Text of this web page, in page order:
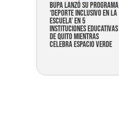
Bupa lanzó su programa
‘Deporte Inclusivo en la
Escuela’ en 5
instituciones educativas
de Quito mientras
celebra espacio verde